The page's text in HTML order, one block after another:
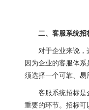
二、客服系统招
对于企业来说，选
因为企业的客服体
须选择一个可靠、易
客服系统招标是
重要的环节。招标